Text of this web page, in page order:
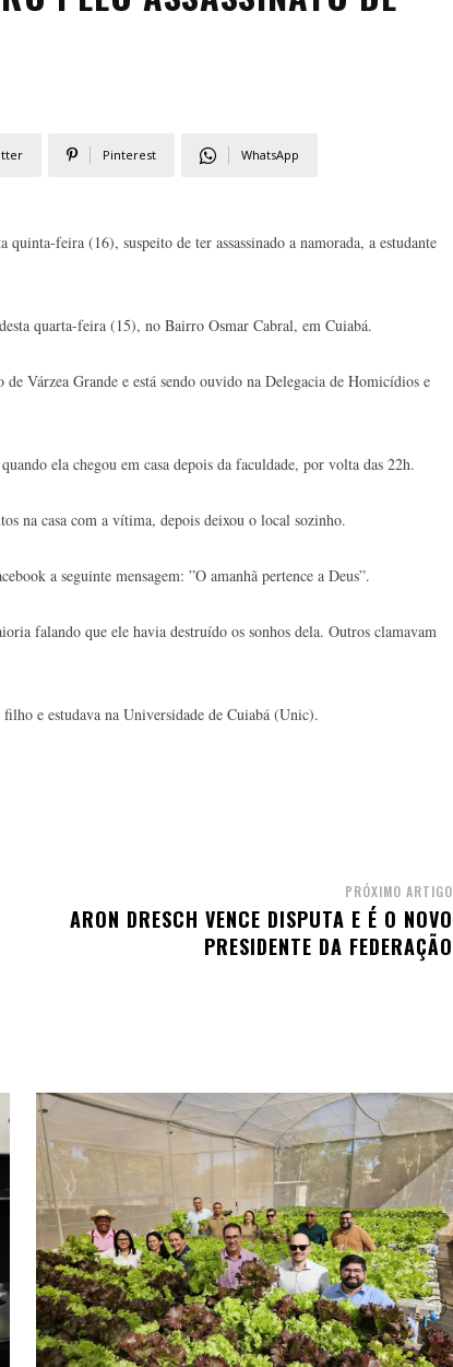
Pinterest WhatsApp
feira (16), suspeito de ter assassinado a namorada, a estudante
quarta-feira (15), no Bairro Osmar Cabral, em Cuiabá.
Várzea Grande e está sendo ouvido na Delegacia de Homicídios e
ela chegou em casa depois da faculdade, por volta das 22h.
na casa com a vítima, depois deixou o local sozinho.
a seguinte mensagem: ”O amanhã pertence a Deus”.
falando que ele havia destruído os sonhos dela. Outros clamavam
e estudava na Universidade de Cuiabá (Unic).
PRÓXIMO ARTIGO
ARON DRESCH VENCE DISPUTA E É O NOVO
PRESIDENTE DA FEDERAÇÃO